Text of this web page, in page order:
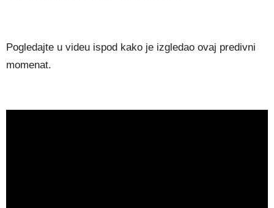
Pogledajte u videu ispod kako je izgledao ovaj predivni
momenat.